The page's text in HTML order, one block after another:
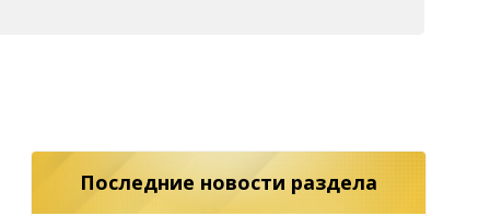
Последние новости раздела